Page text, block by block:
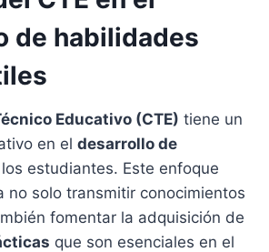
de habilidades
Educativo (CTE) tiene un
en el desarrollo de
estudiantes. Este enfoque
no solo transmitir conocimientos
fomentar la adquisición de
que son esenciales en el